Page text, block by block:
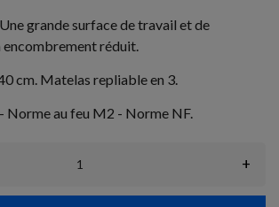
grande surface de travail et de
réduit.
cm. Matelas repliable en 3.
Norme au feu M2 - Norme NF.
+